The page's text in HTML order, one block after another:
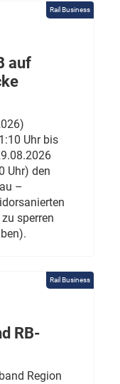
Rail Business
auf
Uhr bis
Uhr) den
–
sperren
Rail Business
RB-
Region